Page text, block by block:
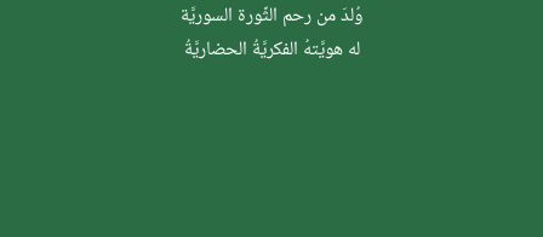
وُلدَ من رحم الثَّورة السوريَّة
له هويَّتهُ الفكريَّةُ الحضاريَّةُ